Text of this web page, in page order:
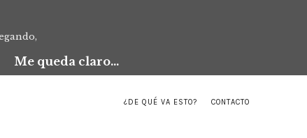
Me queda claro...
¿DE QUÉ VA ESTO? CONTACTO